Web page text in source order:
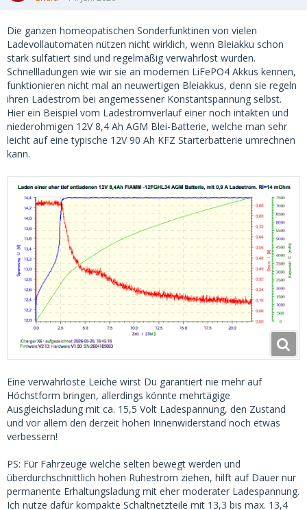
Die ganzen homeopatischen Sonderfunktinen von vielen
Ladevollautomaten nützen nicht wirklich, wenn Bleiakku schon
stark sulfatiert sind und regelmäßig verwahrlost wurden.
Schnellladungen wie wir sie an modernen LiFePO4 Akkus kennen,
funktionieren nicht mal an neuwertigen Bleiakkus, denn sie regeln
ihren Ladestrom bei angemessener Konstantspannung selbst.
Hier ein Beispiel vom Ladestromverlauf einer noch intakten und
niederohmigen 12V 8,4 Ah AGM Blei-Batterie, welche man sehr
leicht auf eine typische 12V 90 Ah KFZ Starterbatterie umrechnen
kann.
Eine verwahrloste Leiche wirst Du garantiert nie mehr auf
Höchstform bringen, allerdings könnte mehrtägige
Ausgleichsladung mit ca. 15,5 Volt Ladespannung, den Zustand
und vor allem den derzeit hohen Innenwiderstand noch etwas
verbessern!
PS: Für Fahrzeuge welche selten bewegt werden und
überdurchschnittlich hohen Ruhestrom ziehen, hilft auf Dauer nur
permanente Erhaltungsladung mit eher moderater Ladespannung.
Ich nutze dafür kompakte Schaltnetzteile mit 13,3 bis max. 13,4